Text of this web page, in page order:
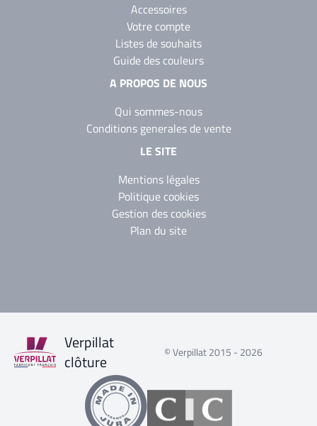
Accessoires
Votre compte
Listes de souhaits
Guide des couleurs
A PROPOS DE NOUS
Qui sommes-nous
Conditions generales de vente
LE SITE
Mentions légales
Politique cookies
Gestion des cookies
Plan du site
Verpillat
clôture
© Verpillat 2015 - 2026